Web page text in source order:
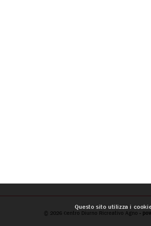
© 2026 Centro Diurno Ricreativo Agno -
Questo sito utilizza i